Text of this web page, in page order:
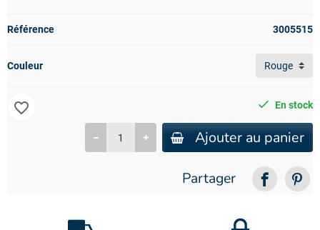
Référence 3005515
Couleur
En stock
Ajouter au panier
favorite_border
Partager